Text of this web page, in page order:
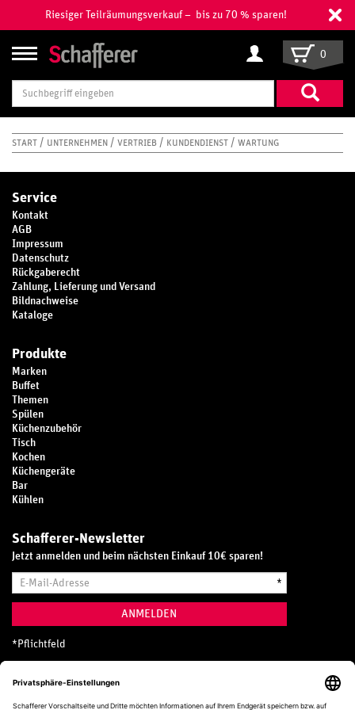
Riesiger Teilräumungsverkauf – bis zu 70 % sparen!
Suchbegriff
eingeben
0
START UNTERNEHMEN VERTRIEB KUNDENDIENST WARTUNG
Service
Kontakt
AGB
Impressum
Datenschutz
Rückgaberecht
Zahlung, Lieferung und Versand
Bildnachweise
Kataloge
Produkte
Marken
Buffet
Themen
Spülen
Küchenzubehör
Tisch
Kochen
Küchengeräte
Bar
Kühlen
Schafferer-Newsletter
Jetzt anmelden und beim nächsten Einkauf 10€ sparen!
Mail-
*
ANMELDEN
* Pflichtfeld
Hotline